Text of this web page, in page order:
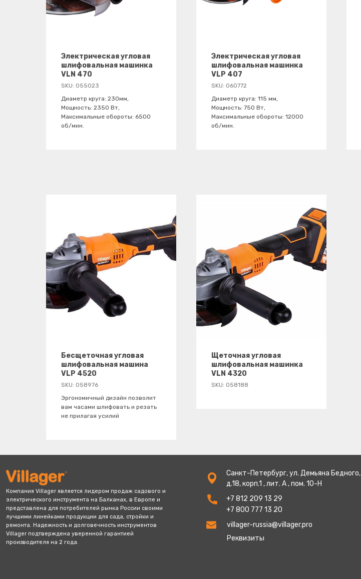
Электрическая угловая
шлифовальная машинка
VLN 470
SKU: 055023
Диаметр круга: 230мм,
Мощность: 2350 Вт,
Максимальные обороты: 6500
об/мин.
Электрическая угловая
шлифовальная машинка
VLP 407
SKU: 060772
Диаметр круга: 115 мм,
Мощность: 750 Вт,
Максимальные обороты: 12000
об/мин.
Бесщеточная угловая
шлифовальная машина
VLP 4520
SKU: 058976
Эргономичный дизайн позволит
вам часами шлифовать и резать
не прилагая усилий
Щеточная угловая
шлифовальная машинка
VLN 4320
SKU: 058188
villager-Russia@villager.pro
Санкт-Петербург, ул. Демьяна Бедного,
д.18, корп.1 , лит. А , пом. 10-Н
+7 812 209 13 29
villager-russia@villager.pro
Компания Villager является лидером продаж садового и
электрич еского инструмента на Балканах, в Европе и
представлена для потребителей рынка России своими
лучшими линейка ми продукции для сада, стройки и
ремонта. Надежность и долговечность инструментов
Villager подтверждена уверенной гарантией
производителя на 2 года.
+7 800 777 13 20
Реквизиты